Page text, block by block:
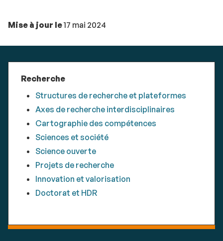
Mise à jour le17 mai 2024
Recherche
Structures de recherche et plateformes
Axes de recherche interdisciplinaires
Cartographie des compétences
Sciences et société
Science ouverte
Projets de recherche
Innovation et valorisation
Doctorat et HDR